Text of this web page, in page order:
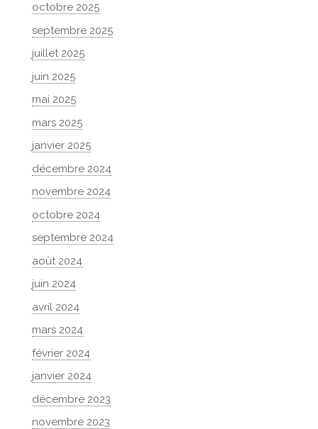
octobre 2025
septembre 2025
juillet 2025
juin 2025
mai 2025
mars 2025
janvier 2025
décembre 2024
novembre 2024
octobre 2024
septembre 2024
août 2024
juin 2024
avril 2024
mars 2024
février 2024
janvier 2024
décembre 2023
novembre 2023